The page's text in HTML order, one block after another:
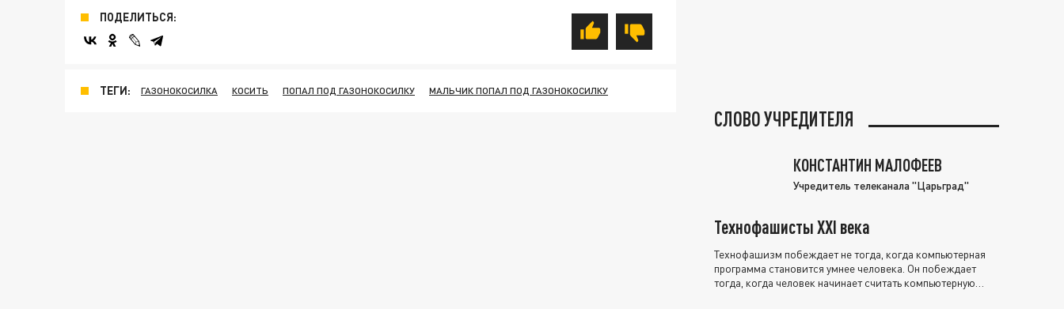
ПОДЕЛИТЬСЯ:
ТЕГИ: ГАЗОНОКОСИЛКА КОСИТЬ ПОПАЛ ПОД ГАЗОНОКОСИЛКУ МАЛЬЧИК ПОПАЛ ПОД ГАЗОНОКОСИЛКУ
СЛОВО УЧРЕДИТЕЛЯ
КОНСТАНТИН МАЛОФЕЕВ
Учредитель телеканала "Царьград"
Технофашисты XXI века
Технофашизм побеждает не тогда, когда компьютерная
программа становится умнее человека. Он побеждает
тогда, когда человек начинает считать компьютерную